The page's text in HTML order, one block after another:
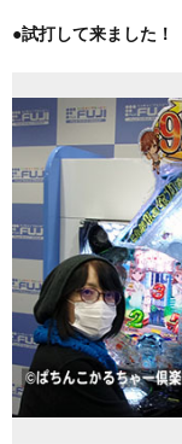
●試打して来ました！